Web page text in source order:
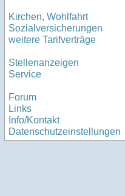
Kirchen, Wohlfahrt
Sozialversicherungen
weitere Tarifverträge
Stellenanzeigen
Service
Forum
Links
Info/Kontakt
Datenschutzeinstellungen